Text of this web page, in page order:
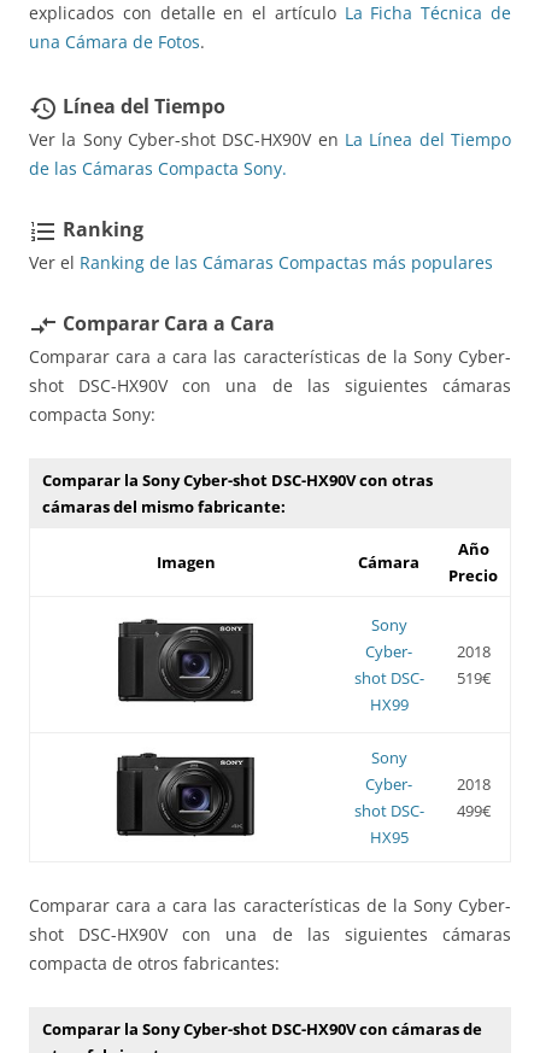
explicados con detalle en el artículo La Ficha Técnica de
una Cámara de Fotos.
restore Línea del Tiempo
Ver la Sony Cyber-shot DSC-HX90V en La Línea del Tiempo
de las Cámaras Compacta Sony.
format_list_numbered Ranking
Ver el Ranking de las Cámaras Compactas más populares
compare_arrows Comparar Cara a Cara
Comparar cara a cara las características de la Sony Cyber-
shot DSC-HX90V con una de las siguientes cámaras
compacta Sony:
Comparar la Sony Cyber-shot DSC-HX90V con otras
cámaras del mismo fabricante:
Imagen Cámara
Año
Precio
Sony
Cyber-
shot DSC-
HX99
2018
519€
Sony
Cyber-
shot DSC-
HX95
2018
499€
Comparar cara a cara las características de la Sony Cyber-
shot DSC-HX90V con una de las siguientes cámaras
compacta de otros fabricantes:
Comparar la Sony Cyber-shot DSC-HX90V con cámaras de